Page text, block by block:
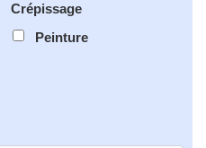
Crépissage
Peinture